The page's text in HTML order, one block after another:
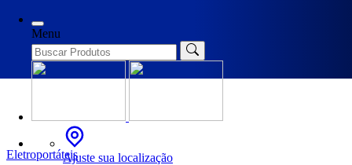
Menu
Ajuste sua localização
Litros 220V Cd Cartão – Countertech
Eletroportáteis